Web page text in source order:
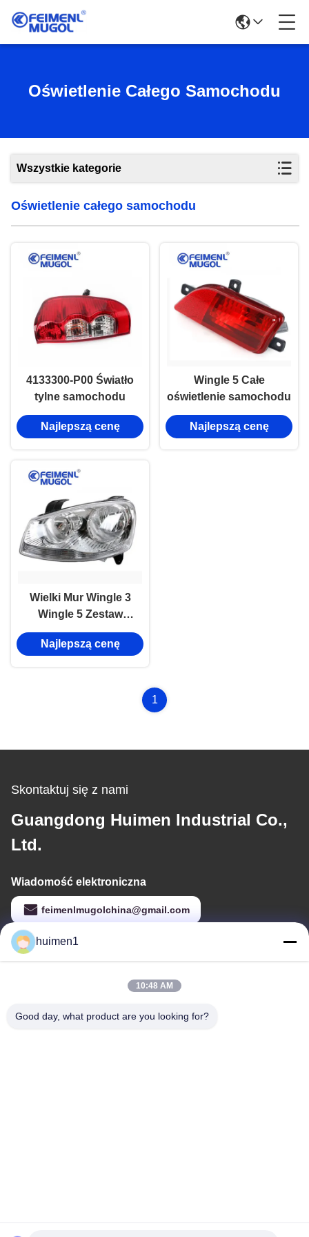
Oświetlenie Całego Samochodu
Wszystkie kategorie
Oświetlenie całego samochodu
4133300-P00 Światło
tylne samochodu
Najlepszą cenę
Wingle 5 Całe
oświetlenie samochodu
Najlepszą cenę
Wielki Mur Wingle 3
Wingle 5 Zestaw
reflektorów wersja
europejska
Najlepszą cenę
1
Skontaktuj się z nami
Guangdong Huimen Industrial Co.,
Ltd.
Wiadomość elektroniczna
feimenlmugolchina@gmail.com
Nasz adres
Road, dzielnica Baiyun, miasto Guangzhou, Chiny
huimen1
10:48 AM
Good day, what product are you looking for?